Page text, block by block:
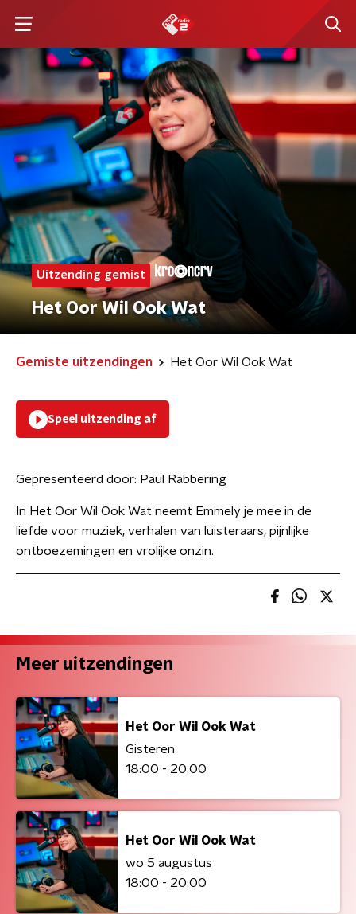
Uitzending gemist
Het Oor Wil Ook Wat
Gemiste uitzendingen Het Oor Wil Ook Wat
Speel uitzending af
Gepresenteerd door: Paul Rabbering
In Het Oor Wil Ook Wat neemt Emmely je mee in de
liefde voor muziek, verhalen van luisteraars, pijnlijke
ontboezemingen en vrolijke onzin.
Meer uitzendingen
Het Oor Wil Ook Wat
Gisteren
18:00 - 20:00
Het Oor Wil Ook Wat
wo 5 augustus
18:00 - 20:00